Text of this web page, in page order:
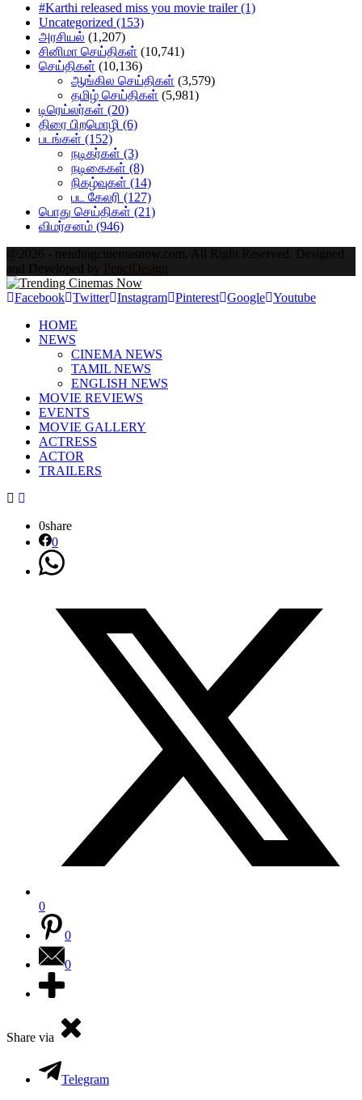
#Karthi released miss you movie trailer(1)
Uncategorized (153)
அரசியல் (1,207)
சினிமா செய்திகள் (10,741)
செய்திகள் (10,136)
ஆங்கில செய்திகள் (3,579)
தமிழ் செய்திகள் (5,981)
டிரெய்லர்கள் (20)
திரை பிறமொழி (6)
படங்கள் (152)
நடிகர்கள் (3)
நடிகைகள் (8)
நிகழ்வுகள் (14)
பட கேலரி (127)
பொது செய்திகள் (21)
விமர்சனம் (946)
@2026 - trendingcinemasnow.com. All Right Reserved. Designed
and Developed by PenciDesign
Facebook Twitter Instagram Pinterest Google Youtube
HOME
NEWS
CINEMA NEWS
TAMIL NEWS
ENGLISH NEWS
MOVIE REVIEWS
EVENTS
MOVIE GALLERY
ACTRESS
ACTOR
TRAILERS
0share
0
0
0
0
Share via
Telegram